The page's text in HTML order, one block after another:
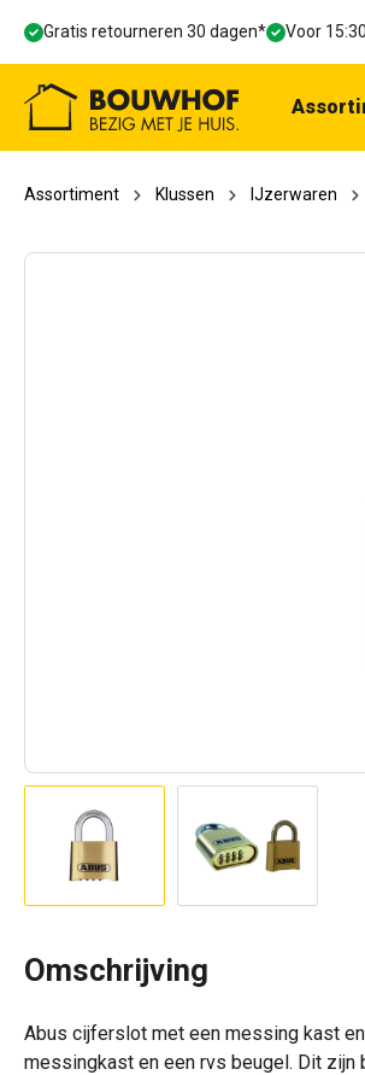
Ga naar de
Gratis retourneren 30 dagen* Voor
Assortiment Klussen IJzerwaren
Omschrijving
Abus cijferslot met een messing kast
messingkast en een rvs beugel. Dit zijn